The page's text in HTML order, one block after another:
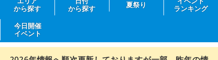
から探す
から探す
夏祭り
ランキング
今日開催
イベント